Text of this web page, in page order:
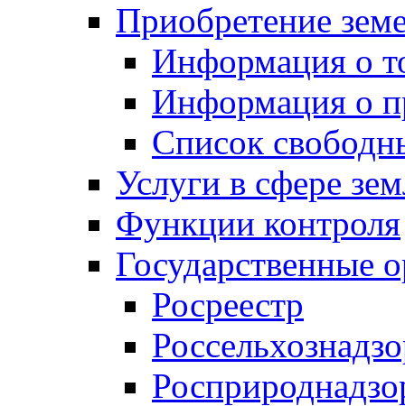
Приобретение
Информация о
Информация о
Список
Услуги в сфере
Функции контроля
Государственные
Росреестр